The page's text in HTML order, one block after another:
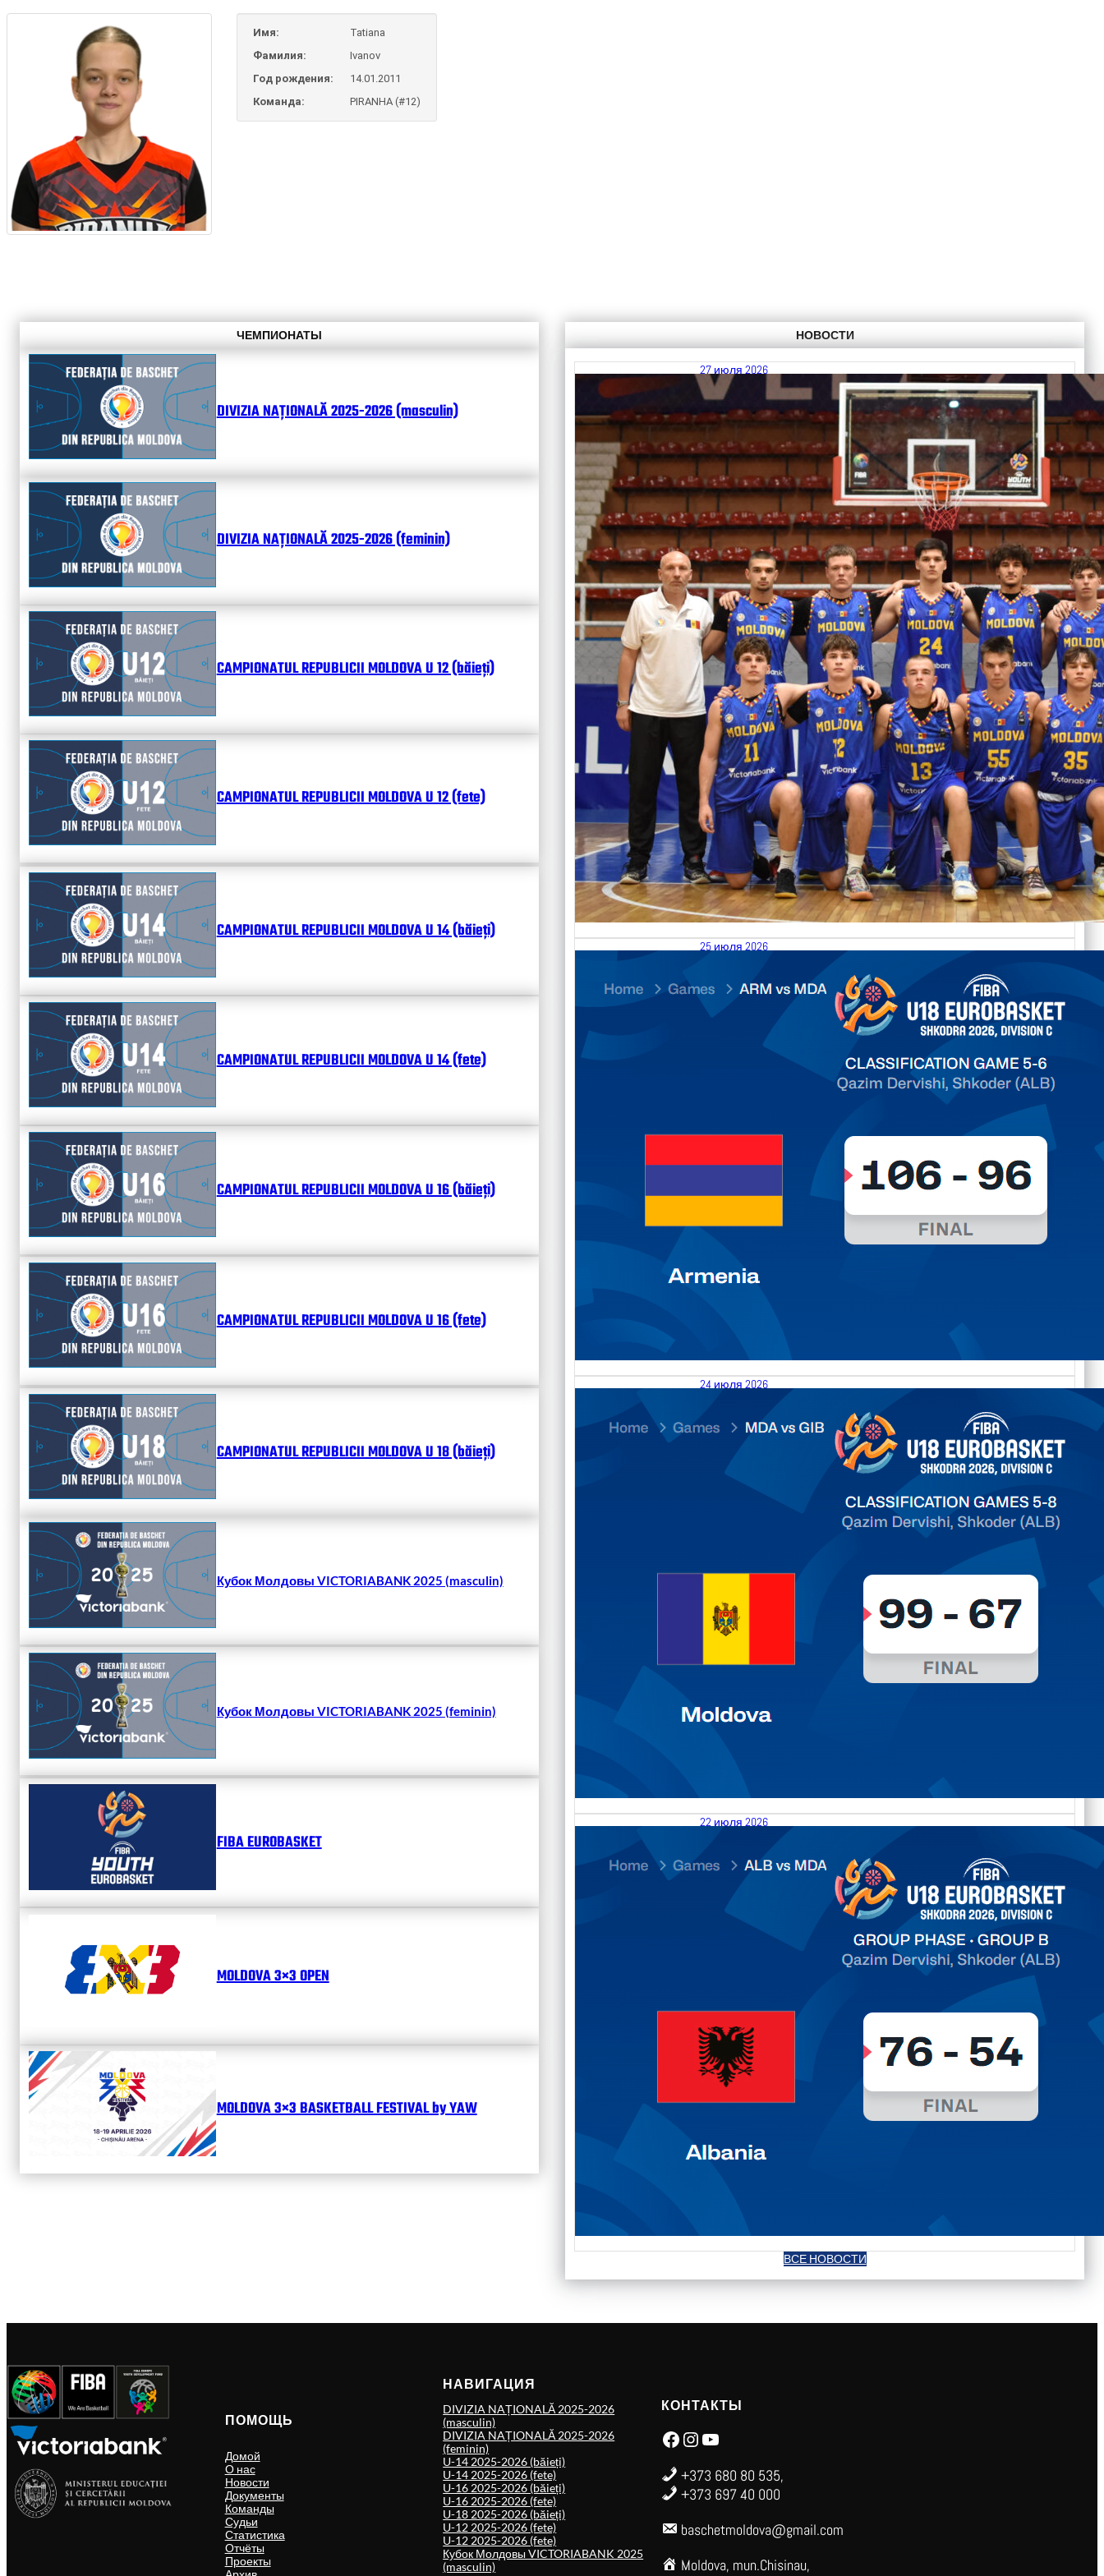
Имя:
Tatiana
Фамилия:
Ivanov
Год рождения:
14.01.2011
Команда:
PIRANHA (#12)
ЧЕМПИОНАТЫ
DIVIZIA NAȚIONALĂ 2025-2026 (masculin)
DIVIZIA NAȚIONALĂ 2025-2026 (feminin)
CAMPIONATUL REPUBLICII MOLDOVA U 12 (băieți)
CAMPIONATUL REPUBLICII MOLDOVA U 12 (fete)
CAMPIONATUL REPUBLICII MOLDOVA U 14 (băieți)
CAMPIONATUL REPUBLICII MOLDOVA U 14 (fete)
CAMPIONATUL REPUBLICII MOLDOVA U 16 (băieți)
CAMPIONATUL REPUBLICII MOLDOVA U 16 (fete)
CAMPIONATUL REPUBLICII MOLDOVA U 18 (băieți)
Кубок Молдовы VICTORIABANK 2025 (masculin)
Кубок Молдовы VICTORIABANK 2025 (feminin)
FIBA EUROBASKET
MOLDOVA 3×3 OPEN
MOLDOVA 3×3 BASKETBALL FESTIVAL by YAW
НОВОСТИ
27 июля 2026
Итоги FIBA U18 EuroBasket 2026, Division C
КалендарьТаблица Выберите Обзор Статистика Матч сыгран 0
Читать далее
25 июля 2026
26.07.2026 Armenia vs Moldova FIBA U18 EuroBasket 2026,
Division C
КалендарьТаблица Выберите Обзор Статистика Матч сыгран 0
Читать далее
24 июля 2026
25.07.2026 Moldova vs Gibraltar FIBA U18 EuroBasket 2026,
Division C
КалендарьТаблица Выберите Обзор Статистика Матч сыгран 0
Читать далее
22 июля 2026
23.07.2026 Albania vs Moldova FIBA U18 EuroBasket 2026,
Division C
КалендарьТаблица Выберите Обзор Статистика Матч сыгран 0
Читать далее
ВСЕ НОВОСТИ
ПОМОЩЬ
Домой
О нас
Новости
Документы
Команды
Судьи
Статистика
Отчёты
Проекты
НАВИГАЦИЯ
DIVIZIA NAȚIONALĂ 2025-2026
(masculin)
DIVIZIA NAȚIONALĂ 2025-2026
(feminin)
U-14 2025-2026 (băieți)
U-14 2025-2026 (fete)
U-16 2025-2026 (băieți)
U-16 2025-2026 (fete)
U-18 2025-2026 (băieți)
U-12 2025-2026 (fete)
U-12 2025-2026 (fete)
Кубок Молдовы VICTORIABANK 2025
(masculin)
КОНТАКТЫ
Facebook Instagram YouTube
+373 680 80 535,
+373 697 40 000
baschetmoldova@gmail.com
Moldova, mun.Chisinau,